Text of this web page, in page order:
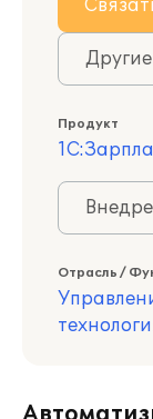
Продукт
Отрасль /